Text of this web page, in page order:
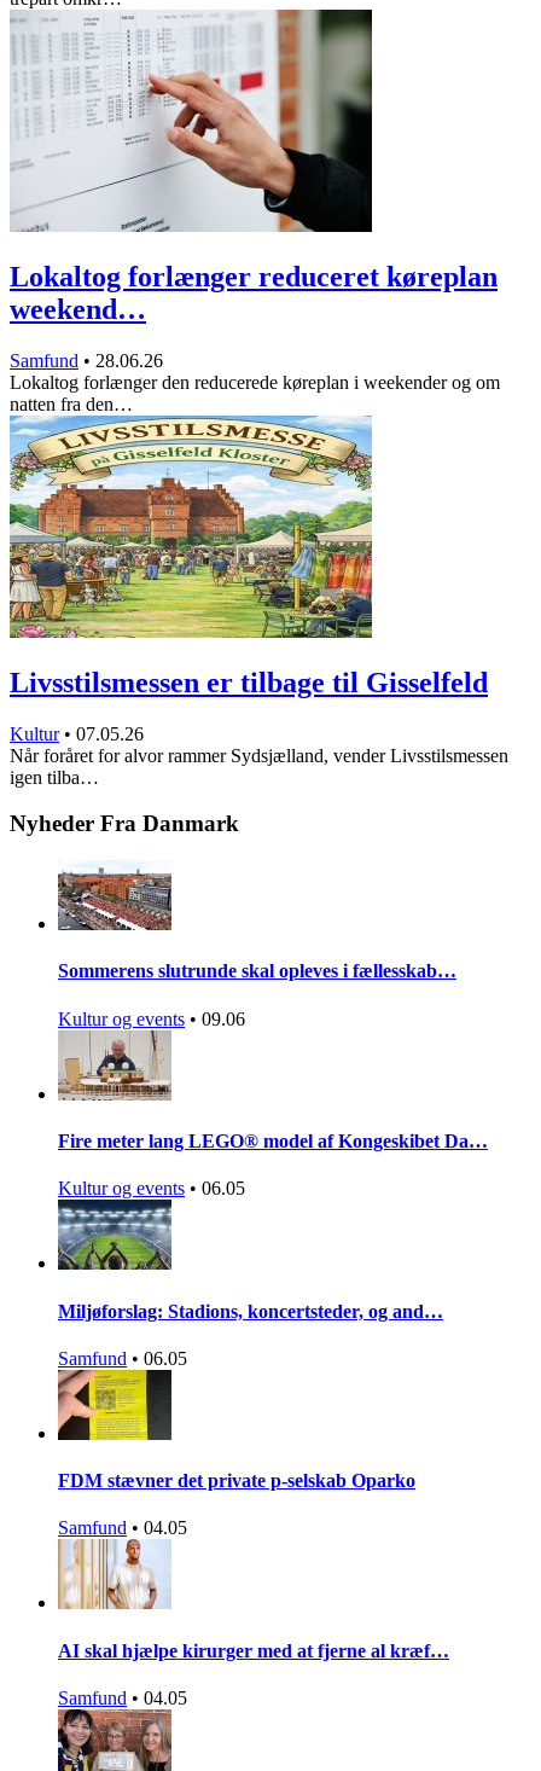
Lokaltog forlænger reduceret køreplan
weekend…
Samfund • 28.06.26
Lokaltog forlænger den reducerede køreplan i weekender og om
natten fra den…
Livsstilsmessen er tilbage til Gisselfeld
Kultur • 07.05.26
Når foråret for alvor rammer Sydsjælland, vender Livsstilsmessen
igen tilba…
Nyheder Fra Danmark
Sommerens slutrunde skal opleves i fællesskab…
Kultur og events • 09.06
Fire meter lang LEGO® model af Kongeskibet Da…
Kultur og events • 06.05
Miljøforslag: Stadions, koncertsteder, og and…
Samfund • 06.05
FDM stævner det private p-selskab Oparko
Samfund • 04.05
AI skal hjælpe kirurger med at fjerne al kræf…
Samfund • 04.05